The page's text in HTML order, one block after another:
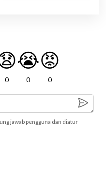
0
😭
0
😡
0
jawab pengguna dan diatur